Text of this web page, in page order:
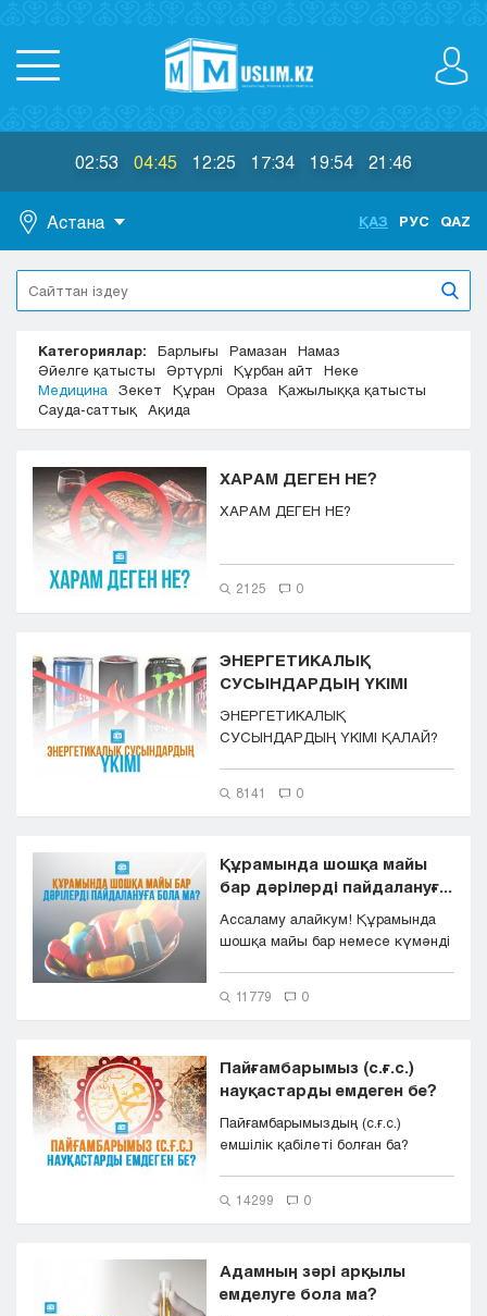
02:53 04:45 12:25 17:34 19:54 21:46
Астана
Астана
Алматы
Актобе
Атырау
Жезказган
Караганда
Костанай
Кызылорда
Павлодар
Петропавловск
Семей
Талдыкорган
Туркестан
Уральск
Усть-Каменогорск
Шымкент
ҚАЗ РУС QAZ
Категориялар: Барлығы Рамазан
Намаз
Әйелге қатысты
Әртүрлі Құрбан айт
Неке
Медицина
Зекет Құран Ораза
Қажылыққа қатысты
Сауда-саттық
Ақида
ХАРАМ ДЕГЕН НЕ?
ХАРАМ ДЕГЕН НЕ?
2125 0
ЭНЕРГЕТИКАЛЫҚ
СУСЫНДАРДЫҢ ҮКІМІ
ЭНЕРГЕТИКАЛЫҚ
СУСЫНДАРДЫҢ ҮКІМІ ҚАЛАЙ?
8141 0
Құрамында шошқа майы
бар дәрілерді пайдалануғ...
Ассаламу алайкум! Құрамында
шошқа майы бар немесе күмәнді
11779 0
Пайғамбарымыз (с.ғ.с.)
науқастарды емдеген бе?
Пайғамбарымыздың (с.ғ.с.)
емшілік қабілеті болған ба?
14299 0
Адамның зәрі арқылы
емделуге бола ма?